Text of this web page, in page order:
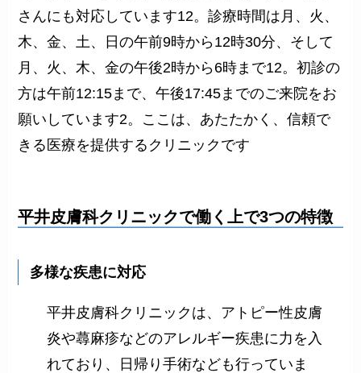
さんにも対応しています12。診療時間は月、火、
木、金、土、日の午前9時から12時30分、そして
月、火、木、金の午後2時から6時まで12。初診の
方は午前12:15まで、午後17:45までのご来院をお
願いしています2。ここは、あたたかく、信頼で
きる医療を提供するクリニックです
平井皮膚科クリニックで働く上で3つの特徴
多様な疾患に対応
平井皮膚科クリニックは、アトピー性皮膚
炎や蕁麻疹などのアレルギー疾患に力を入
れており、日帰り手術なども行っていま